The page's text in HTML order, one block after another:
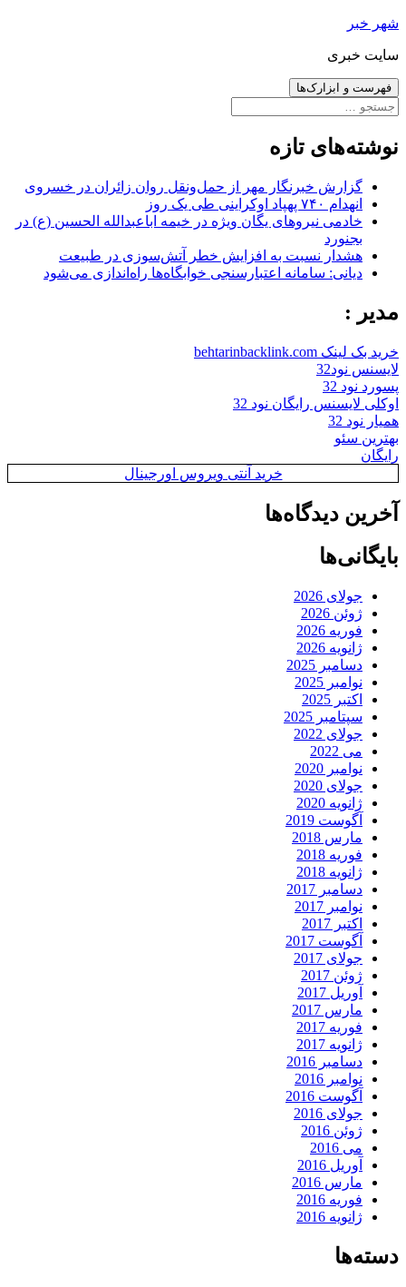
رفتن
نوشته‌ها
شهر خبر
سایت خبری
فهرست و ابزارک‌ها
جستجو
نوشته‌های تازه
گزارش خبرنگار مهر از حمل‌ونقل روان زائران در خسروی
انهدام ۷۴۰ پهپاد اوکراینی طی یک روز
خادمی نیروهای یگان ویژه در خیمه اباعبدالله الحسین (ع) در
بجنورد
هشدار نسبت به افزایش خطر آتش‌سوزی در طبیعت
دیانی: سامانه اعتبارسنجی خوابگاه‌ها راه‌اندازی می‌شود
مدیر :
خرید بک لینک behtarinbacklink.com
لایسنس نود32
پسورد نود 32
اوکلی لایسنس رایگان نود 32
همیار نود 32
بهترین سئو
رایگان
خرید آنتی ویروس اورجینال
آخرین دیدگاه‌ها
بایگانی‌ها
جولای 2026
ژوئن 2026
فوریه 2026
ژانویه 2026
دسامبر 2025
نوامبر 2025
اکتبر 2025
سپتامبر 2025
جولای 2022
می 2022
نوامبر 2020
جولای 2020
ژانویه 2020
آگوست 2019
مارس 2018
فوریه 2018
ژانویه 2018
دسامبر 2017
نوامبر 2017
اکتبر 2017
آگوست 2017
جولای 2017
ژوئن 2017
آوریل 2017
مارس 2017
فوریه 2017
ژانویه 2017
دسامبر 2016
نوامبر 2016
آگوست 2016
جولای 2016
ژوئن 2016
می 2016
آوریل 2016
مارس 2016
فوریه 2016
ژانویه 2016
دسته‌ها